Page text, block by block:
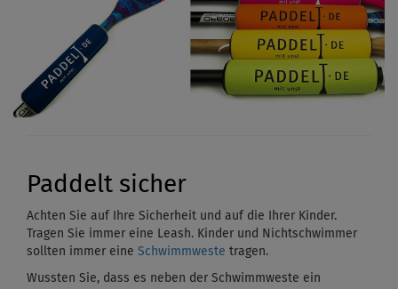
Paddelt sicher
Achten Sie auf Ihre Sicherheit und auf die Ihrer Kinder.
Tragen Sie immer eine Leash. Kinder und Nichtschwimmer
sollten immer eine Schwimmweste tragen.
Wussten Sie, dass es neben der Schwimmweste ein